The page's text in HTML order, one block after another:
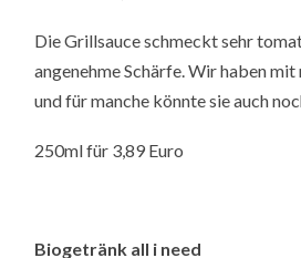
Die Grillsauce schmeckt sehr
angenehme Schärfe. Wir haben
und für manche könnte sie auch
250ml für 3,89 Euro
Biogetränk all i need